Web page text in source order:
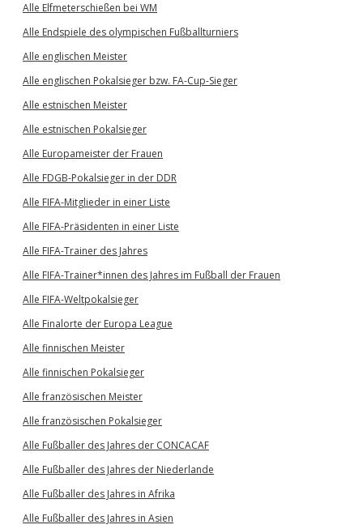
Alle Elfmeterschießen bei WM
Alle Endspiele des olympischen Fußballturniers
Alle englischen Meister
Alle englischen Pokalsieger bzw. FA-Cup-Sieger
Alle estnischen Meister
Alle estnischen Pokalsieger
Alle Europameister der Frauen
Alle FDGB-Pokalsieger in der DDR
Alle FIFA-Mitglieder in einer Liste
Alle FIFA-Präsidenten in einer Liste
Alle FIFA-Trainer des Jahres
Alle FIFA-Trainer*innen des Jahres im Fußball der Frauen
Alle FIFA-Weltpokalsieger
Alle Finalorte der Europa League
Alle finnischen Meister
Alle finnischen Pokalsieger
Alle französischen Meister
Alle französischen Pokalsieger
Alle Fußballer des Jahres der CONCACAF
Alle Fußballer des Jahres der Niederlande
Alle Fußballer des Jahres in Afrika
Alle Fußballer des Jahres in Asien